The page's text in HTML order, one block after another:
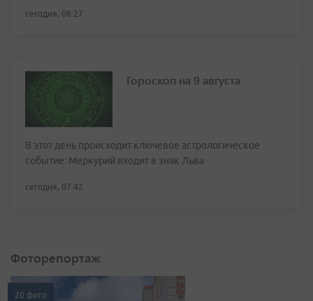
сегодня, 08:27
Гороскоп на 9 августа
В этот день происходит ключевое астрологическое
событие: Меркурий входит в знак Льва
сегодня, 07:42
Фоторепортаж
20 фото